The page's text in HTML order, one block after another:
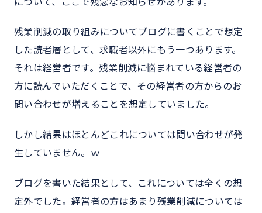
残業削減の取り組みについてブログに書くことで想定
した読者層として、求職者以外にもう一つあります。
それは経営者です。残業削減に悩まれている経営者の
方に読んでいただくことで、その経営者の方からのお
問い合わせが増えることを想定していました。
しかし結果はほとんどこれについては問い合わせが発
生していません。ｗ
ブログを書いた結果として、これについては全くの想
定外でした。経営者の方はあまり残業削減については